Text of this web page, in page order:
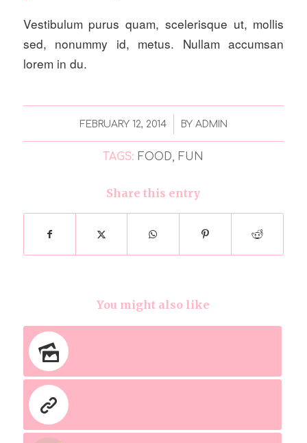
Vestibulum purus quam, scelerisque ut, mollis
sed, nonummy id, metus. Nullam accumsan
lorem in du.
FEBRUARY 12, 2014
/ BY ADMIN
TAGS: FOOD, FUN
Share this entry
You might also like